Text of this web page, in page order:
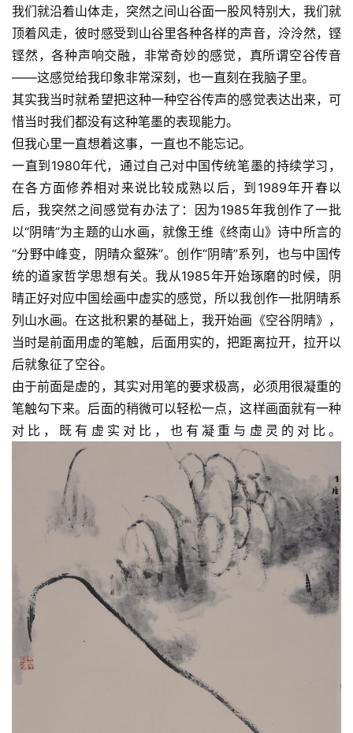
艺
坛
快
讯
书
法
征
稿
学
术
研
究
法
书
欣
赏
砚
边
容
寫
我们就沿着山体走，突然之间山谷面一股风特别大，我们就
顶着风走，彼时感受到山谷里各种各样的声音，泠泠然，铿
铿然，各种声响交融，非常奇妙的感觉，真所谓空谷传音
——这感觉给我印象非常深刻，也一直刻在我脑子里。
其实我当时就希望把这种一种空谷传声的感觉表达出来，可
惜当时我们都没有这种笔墨的表现能力。
但我心里一直想着这事，一直也不能忘记。
一直到1980年代，通过自己对中国传统笔墨的持续学习，
在各方面修养相对来说比较成熟以后，到1989年开春以
后，我突然之间感觉有办法了：因为1985年我创作了一批
以“阴晴”为主题的山水画，就像王维《终南山》诗中所言的
“分野中峰变，阴晴众壑殊”。创作“阴晴”系列，也与中国传
统的道家哲学思想有关。我从1985年开始琢磨的时候，阴
晴正好对应中国绘画中虚实的感觉，所以我创作一批阴晴系
列山水画。在这批积累的基础上，我开始画《空谷阴晴》，
当时是前面用虚的笔触，后面用实的，把距离拉开，拉开以
后就象征了空谷。
由于前面是虚的，其实对用笔的要求极高，必须用很凝重的
笔触勾下来。后面的稍微可以轻松一点，这样画面就有一种
对比，既有虚实对比，也有凝重与虚灵的对比。